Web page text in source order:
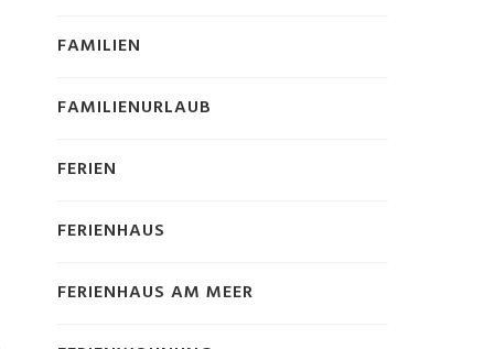
FAMILIEN
FAMILIENURLAUB
FERIEN
FERIENHAUS
FERIENHAUS AM MEER